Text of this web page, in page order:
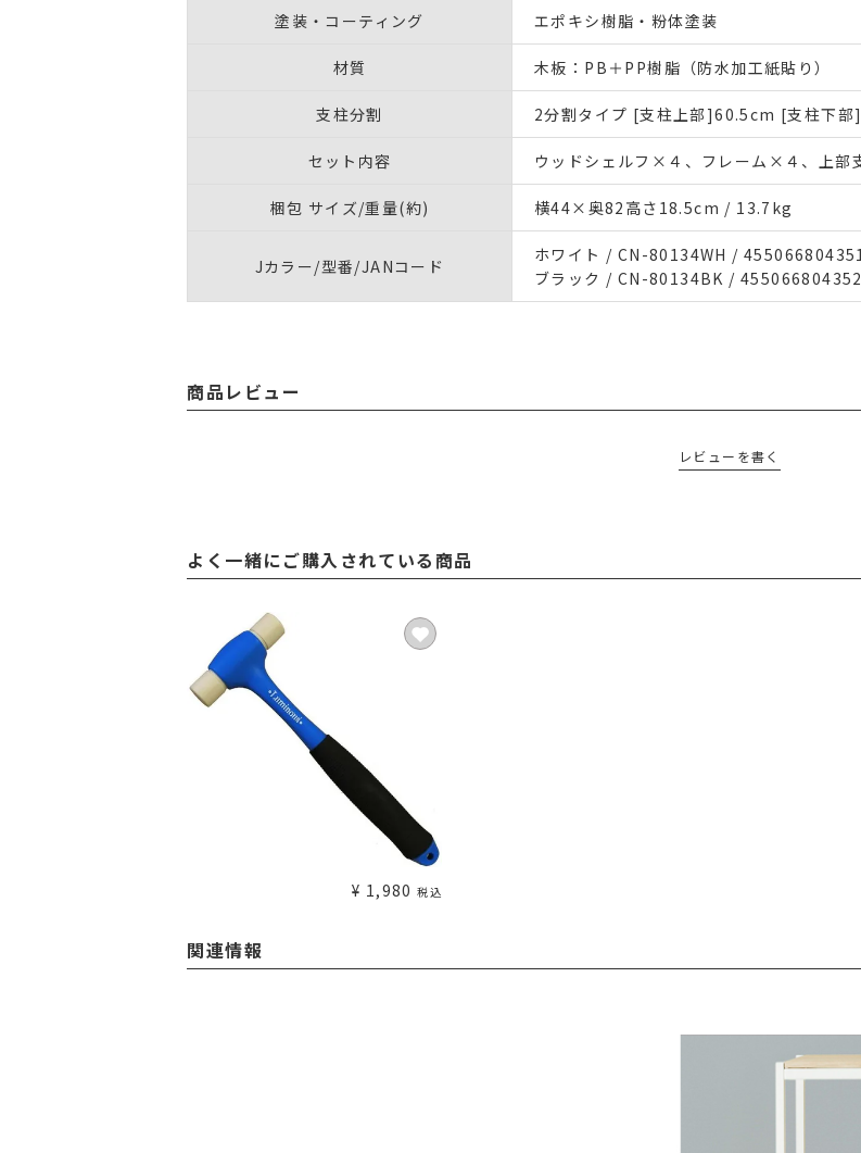
塗装・コーティング エポキシ樹脂・粉体塗装
材質 木板：PB＋PP樹脂（防水加工紙貼り）
支柱分割 2分割タイプ [支柱上部]60.5cm [支柱下
セット内容 ウッドシェルフ×４、フレーム×４、上
梱包 サイズ/重量(約) 横44×奥82高さ18.5cm / 13.7kg
Jカラー/型番/JANコード
ホワイト / CN-80134WH /
ブラック / CN-80134BK /
商品レビュー
レビューを書く
よく一緒にご購入されている商品
¥ 1,980 税込
関連情報